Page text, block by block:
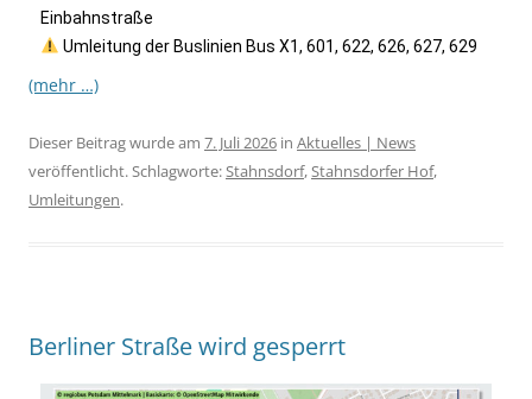
Einbahnstraße
Umleitung der Buslinien Bus X1, 601, 622, 626, 627, 629
(mehr …)
Dieser Beitrag wurde am 7. Juli 2026 in Aktuelles | News
veröffentlicht. Schlagworte:Stahnsdorf,Stahnsdorfer Hof,
Umleitungen.
Berliner Straße wird gesperrt